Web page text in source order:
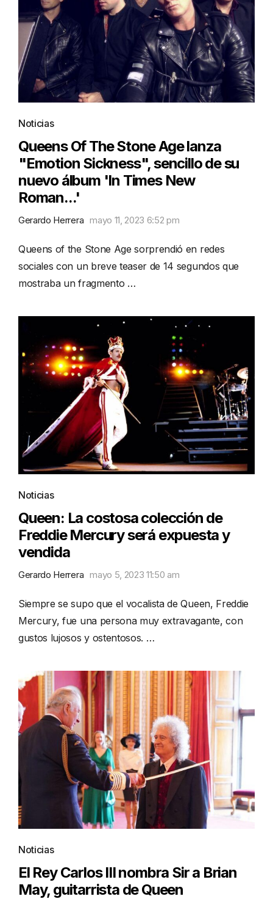
Noticias
Queens Of The Stone Age lanza
"Emotion Sickness", sencillo de su
nuevo álbum 'In Times New
Roman...'
Gerardo Herrera mayo 11, 2023 6:52 pm
Queens of the Stone Age sorprendió en redes
sociales con un breve teaser de 14 segundos que
mostraba un fragmento …
Noticias
Queen: La costosa colección de
Freddie Mercury será expuesta y
vendida
Gerardo Herrera mayo 5, 2023 11:50 am
Siempre se supo que el vocalista de Queen, Freddie
Mercury, fue una persona muy extravagante, con
gustos lujosos y ostentosos. …
Noticias
El Rey Carlos III nombra Sir a Brian
May, guitarrista de Queen